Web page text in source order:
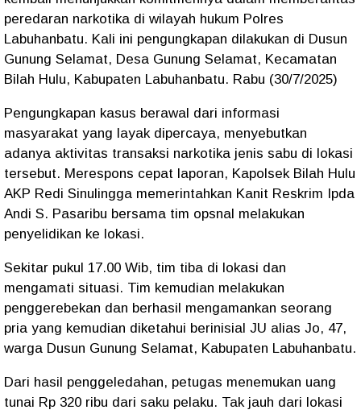
peredaran narkotika di wilayah hukum Polres
Labuhanbatu. Kali ini pengungkapan dilakukan di Dusun
Gunung Selamat, Desa Gunung Selamat, Kecamatan
Bilah Hulu, Kabupaten Labuhanbatu. Rabu (30/7/2025)
Pengungkapan kasus berawal dari informasi
masyarakat yang layak dipercaya, menyebutkan
adanya aktivitas transaksi narkotika jenis sabu di lokasi
tersebut. Merespons cepat laporan, Kapolsek Bilah Hulu
AKP Redi Sinulingga memerintahkan Kanit Reskrim Ipda
Andi S. Pasaribu bersama tim opsnal melakukan
penyelidikan ke lokasi.
Sekitar pukul 17.00 Wib, tim tiba di lokasi dan
mengamati situasi. Tim kemudian melakukan
penggerebekan dan berhasil mengamankan seorang
pria yang kemudian diketahui berinisial JU alias Jo, 47,
warga Dusun Gunung Selamat, Kabupaten Labuhanbatu.
Dari hasil penggeledahan, petugas menemukan uang
tunai Rp 320 ribu dari saku pelaku. Tak jauh dari lokasi